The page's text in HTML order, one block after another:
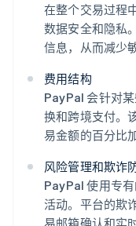
在整个交易过程
数据安全和隐私
信息，从而减少
费用结构
PayPal 会针对
换和跨境支付。
易金额的百分比
风险管理和欺诈
PayPal 使用专
活动。平台的欺